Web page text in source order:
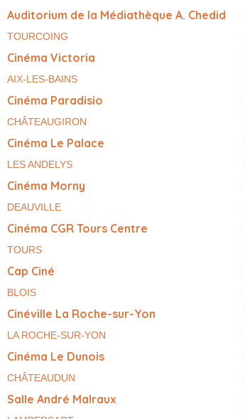
Auditorium de la Médiathèque A. Chedid
TOURCOING
Cinéma Victoria
AIX-LES-BAINS
Cinéma Paradisio
CHÂTEAUGIRON
Cinéma Le Palace
LES ANDELYS
Cinéma Morny
DEAUVILLE
Cinéma CGR Tours Centre
TOURS
Cap Ciné
BLOIS
Cinéville La Roche-sur-Yon
LA ROCHE-SUR-YON
Cinéma Le Dunois
CHÂTEAUDUN
Salle André Malraux